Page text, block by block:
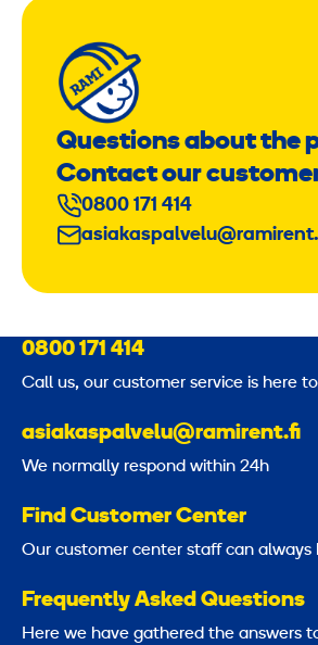
Questions about the
Contact our
0800 171 414
0800 171 414
Call us, our customer service is here
asiakaspalvelu@ramirent.fi
We normally respond within 24h
Find Customer Center
Our customer center staff can always
Frequently Asked Questions
Here we have gathered the answers